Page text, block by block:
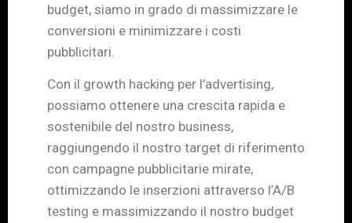
budget, siamo in grado di massimizzare le
conversioni e minimizzare i costi
pubblicitari.
Con il growth hacking per l’advertising,
possiamo ottenere una crescita rapida e
sostenibile del nostro business,
raggiungendo il nostro target di riferimento
con campagne pubblicitarie mirate,
ottimizzando le inserzioni attraverso l’A/B
testing e massimizzando il nostro budget